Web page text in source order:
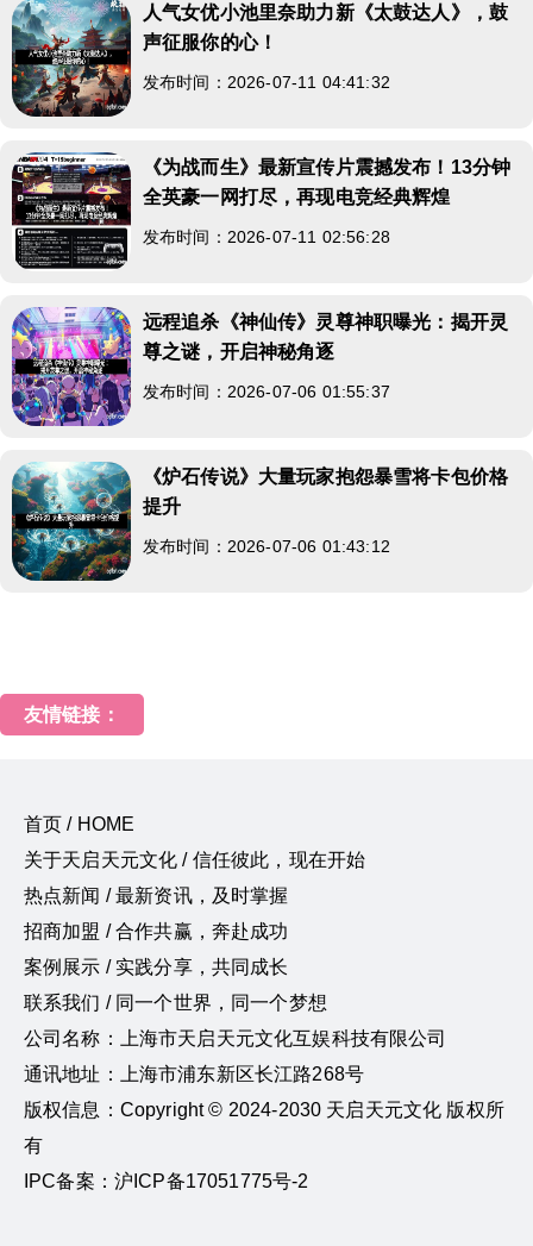
人气女优小池里奈助力新《太鼓达人》，鼓
声征服你的心！
发布时间：2026-07-11 04:41:32
《为战而生》最新宣传片震撼发布！13分钟
全英豪一网打尽，再现电竞经典辉煌
发布时间：2026-07-11 02:56:28
远程追杀《神仙传》灵尊神职曝光：揭开灵
尊之谜，开启神秘角逐
发布时间：2026-07-06 01:55:37
《炉石传说》大量玩家抱怨暴雪将卡包价格
提升
发布时间：2026-07-06 01:43:12
友情链接：
首页 / HOME
关于天启天元文化 / 信任彼此，现在开始
热点新闻 / 最新资讯，及时掌握
招商加盟 / 合作共赢，奔赴成功
案例展示 / 实践分享，共同成长
联系我们 / 同一个世界，同一个梦想
公司名称：上海市天启天元文化互娱科技有限公司
通讯地址：上海市浦东新区长江路268号
版权信息：Copyright © 2024-2030 天启天元文化 版权所
有
IPC备案：沪ICP备17051775号-2